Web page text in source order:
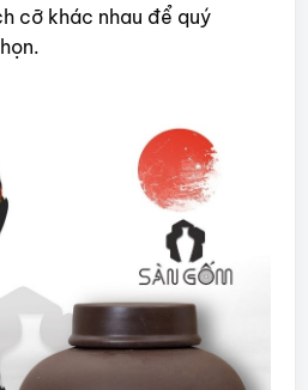
cỡ khác nhau để quý